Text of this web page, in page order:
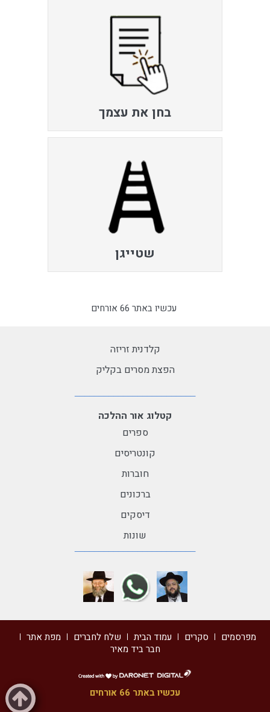
בחן את עצמך
שטייגן
עכשיו באתר 66 אורחים
קלדנית זריזה
הפצת מסרים בקליק
קטלוג אור ההלכה
ספרים
קונטריסים
חוברות
ברכונים
דיסקים
שונות
מפרסמים סקרים עמוד הבית שלח לחברים
מפת אתר
חבר ביד מאיר
דרונט
דיגיטל עכשיו באתר 66 אורחים